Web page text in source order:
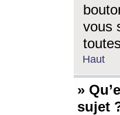
vous
Haut
»
sujet